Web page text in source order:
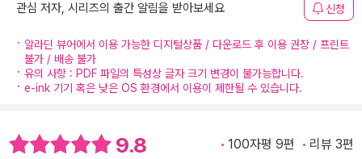
관심 저자, 시리즈의 출간 알림을 받아보세요 신청
알라딘 뷰어에서 이용 가능한 디지털상품 / 다운로드 후 이용 권장 / 프린트
불가 / 배송 불가
유의 사항 : PDF 파일의 특성상 글자 크기 변경이 불가능합니다.
e-ink 기기 혹은 낮은 OS 환경에서 이용이 제한될 수 있습니다.
9.8 100자평 9편 리뷰 3편